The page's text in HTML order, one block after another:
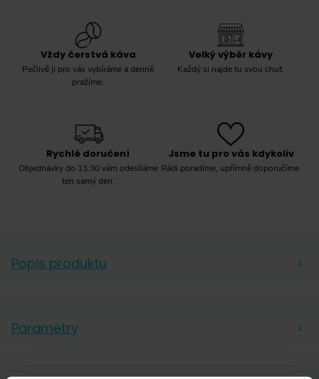
Vždy čerstvá káva
Pečlivě ji pro vás vybíráme a denně
pražíme.
Velký výběr kávy
Každý si najde tu svou chuť.
Rychlé doručení
Objednávky do 13:30 vám odesíláme
ten samý den.
Jsme tu pro vás kdykoliv
Rádi poradíme, upřímně doporučíme.
Popis produktu →
robusty z vybraných plantáží v Guatemale a
kávu s intenzivním aroma a jemně nasládlou chutí
Parametry →